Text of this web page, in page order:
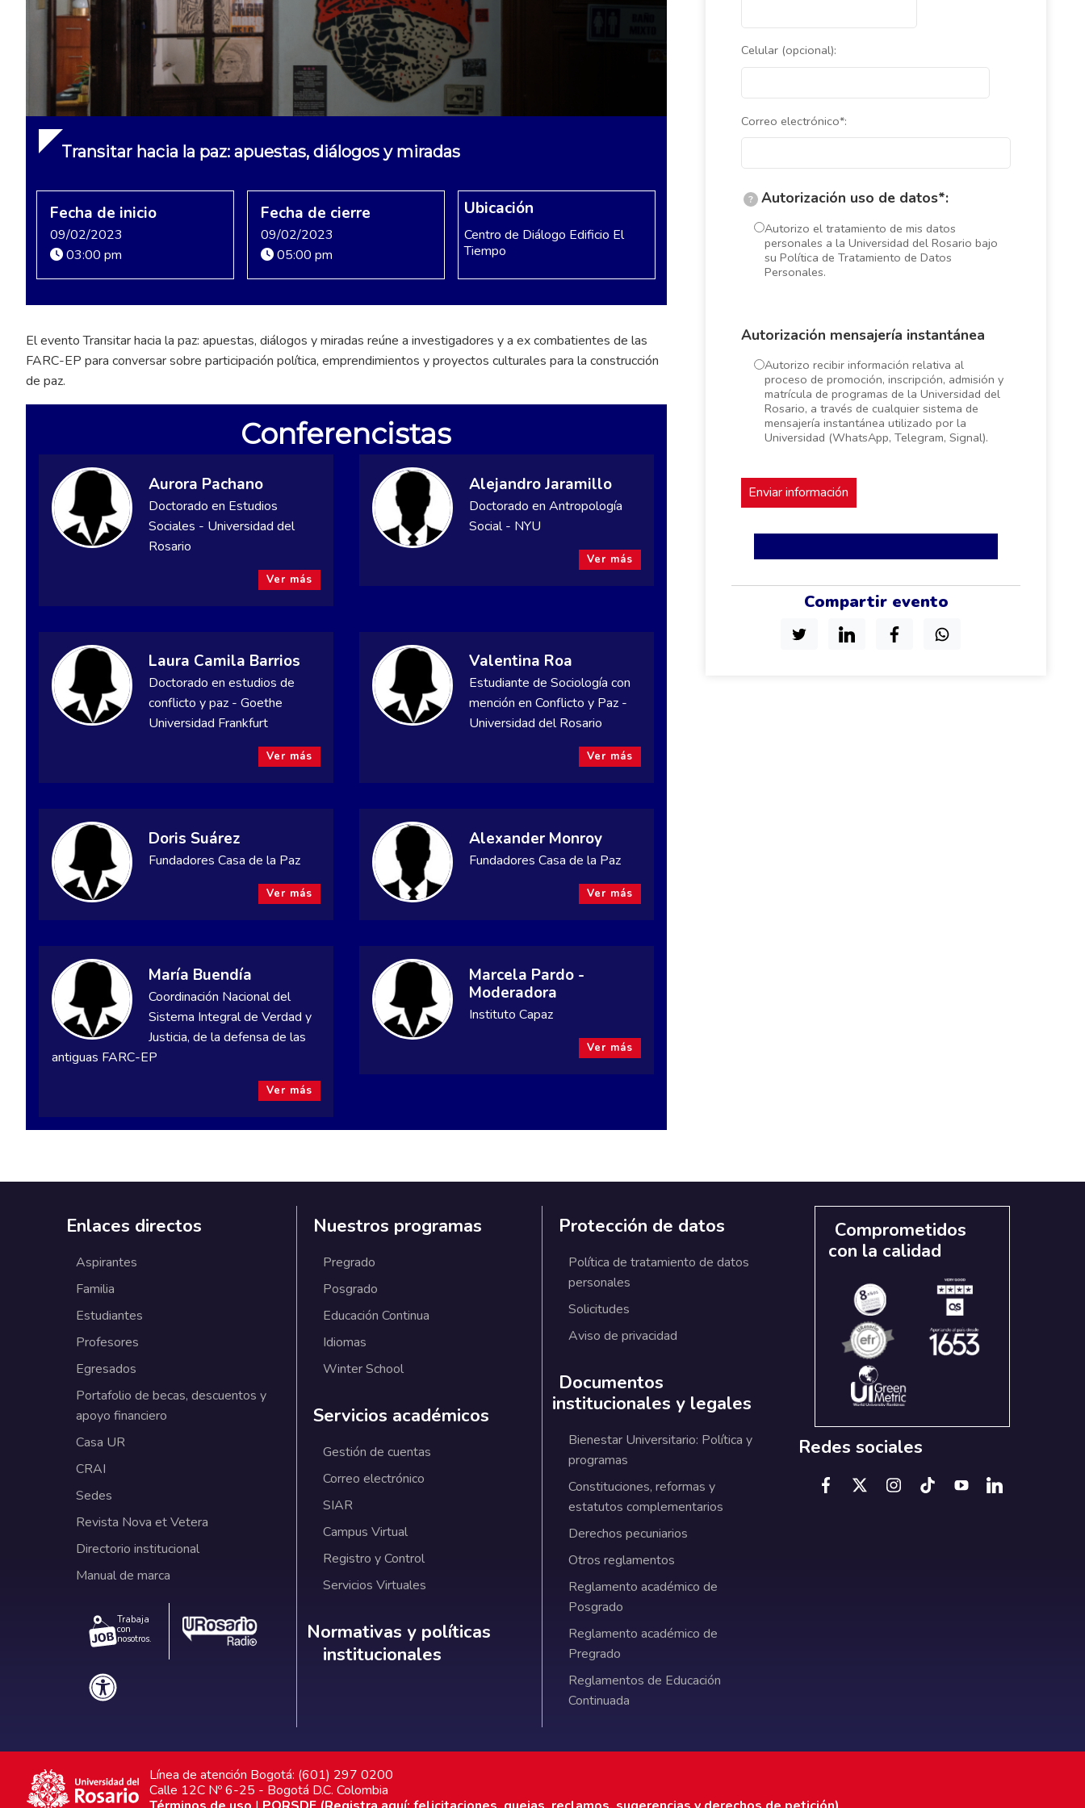
Celular (opcional):
Correo electrónico*:
? Autorización uso de datos*:
Autorizo el tratamiento de mis datos
personales a la Universidad del Rosario bajo
su Política de Tratamiento de Datos
Personales.
Autorización mensajería instantánea
Autorizo recibir información relativa al
proceso de promoción, inscripción, admisión y
matrícula de programas de la Universidad del
Rosario, a través de cualquier sistema de
mensajería instantánea utilizado por la
Universidad (WhatsApp, Telegram, Signal).
Compartir evento
Transitar hacia la paz: apuestas, diálogos y miradas
Fecha de inicio
09/02/2023
03:00 pm
Fecha de cierre
09/02/2023
05:00 pm
Ubicación
Centro de Diálogo Edificio El
Tiempo
El evento Transitar hacia la paz: apuestas, diálogos y miradas reúne a investigadores y a ex combatientes de las
FARC-EP para conversar sobre participación política, emprendimientos y proyectos culturales para la construcción
de paz.
Conferencistas
Aurora Pachano
Doctorado en Estudios
Sociales - Universidad del
Rosario
Ver más
Alejandro Jaramillo
Doctorado en Antropología
Social - NYU
Ver más
Laura Camila Barrios
Doctorado en estudios de
conflicto y paz - Goethe
Universidad Frankfurt
Ver más
Valentina Roa
Estudiante de Sociología con
mención en Conflicto y Paz -
Universidad del Rosario
Ver más
Doris Suárez
Fundadores Casa de la Paz
Ver más
Alexander Monroy
Fundadores Casa de la Paz
Ver más
María Buendía
Coordinación Nacional del
Sistema Integral de Verdad y
Justicia, de la defensa de las
antiguas FARC-EP
Ver más
Marcela Pardo -
Moderadora
Instituto Capaz
Ver más
Enlaces directos
Aspirantes
Familia
Estudiantes
Profesores
Egresados
Portafolio de becas, descuentos y
apoyo financiero
Casa UR
CRAI
Sedes
Revista Nova et Vetera
Directorio institucional
Manual de marca
Trabaja
con
nosotros.
Nuestros programas
Pregrado
Posgrado
Educación Continua
Idiomas
Winter School
Servicios académicos
Gestión de cuentas
Correo electrónico
SIAR
Campus Virtual
Registro y Control
Servicios Virtuales
Normativas y políticas institucionales
Normativas y políticas
institucionales
Protección de datos
Política de tratamiento de datos
personales
Solicitudes
Aviso de privacidad
Documentos
institucionales y legales
Bienestar Universitario: Política y
programas
Constituciones, reformas y
estatutos complementarios
Derechos pecuniarios
Otros reglamentos
Reglamento académico de
Posgrado
Reglamento académico de
Pregrado
Reglamentos de Educación
Continuada
Comprometidos
con la calidad
Redes sociales
Línea de atención Bogotá: (601) 297 0200
Calle 12C Nº 6-25 - Bogotá D.C. Colombia